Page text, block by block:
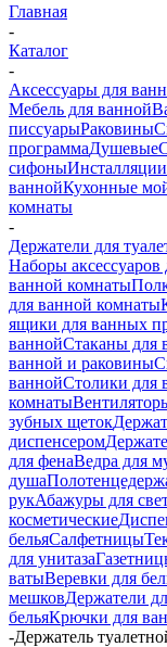
Главная
-
Каталог
-
Аксессуары для
Мебель для ванной
писсуарыРаковины
программаДушевые
сифоныИнсталляции
ваннойКухонные
комнаты
-
Держатели для
Наборы
ванной комнаты
для ванной комнаты
ящики для ванных
ваннойСтаканы для
ванной и раковины
ваннойСтолики для
комнаты
зубных щеток
диспенсером
для фенаВедра для
душа
рукАбажуры для
косметические
бельяСалфетницы
для унитаза
ватыВеревки для
мешковДержатели
бельяКрючки для
-Держатель